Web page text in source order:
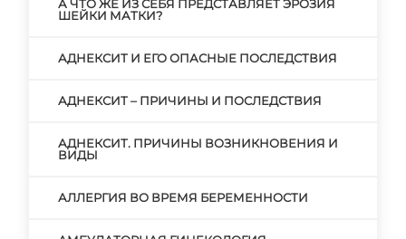
А ЧТО ЖЕ ИЗ СЕБЯ ПРЕДСТАВЛЯЕТ ЭРОЗИЯ
ШЕЙКИ МАТКИ?
АДНЕКСИТ И ЕГО ОПАСНЫЕ ПОСЛЕДСТВИЯ
АДНЕКСИТ – ПРИЧИНЫ И ПОСЛЕДСТВИЯ
АДНЕКСИТ. ПРИЧИНЫ ВОЗНИКНОВЕНИЯ И
ВИДЫ
АЛЛЕРГИЯ ВО ВРЕМЯ БЕРЕМЕННОСТИ